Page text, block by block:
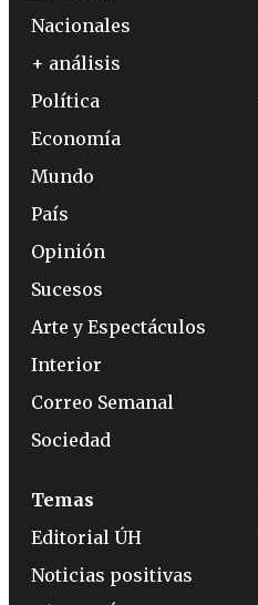
Nacionales
+ análisis
Política
Economía
Mundo
País
Opinión
Sucesos
Arte y Espectáculos
Interior
Correo Semanal
Sociedad
Temas
Editorial ÚH
Noticias positivas